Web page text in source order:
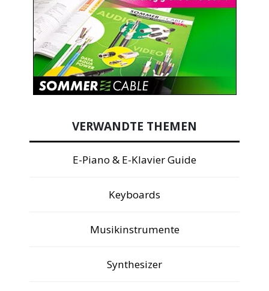
VERWANDTE THEMEN
E-Piano & E-Klavier Guide
Keyboards
Musikinstrumente
Synthesizer